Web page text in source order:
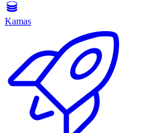
Kamas